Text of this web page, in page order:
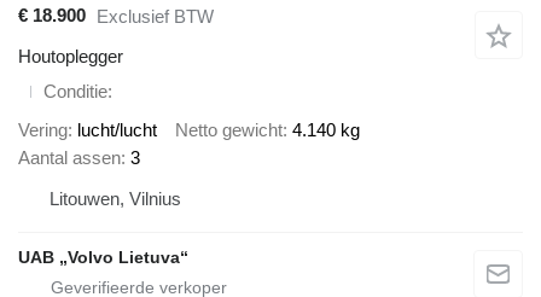
€ 18.900 Exclusief BTW
Houtoplegger
Conditie
Vering lucht/lucht Netto gewicht 4.140 kg
Aantal assen 3
Litouwen, Vilnius
UAB „Volvo Lietuva“